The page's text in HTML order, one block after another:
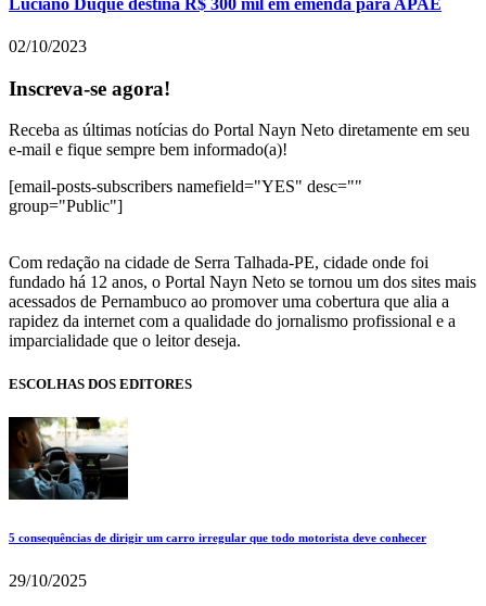
02/10/2023
Inscreva-se agora!
Receba as últimas notícias do Portal Nayn Neto diretamente em seu
e-mail e fique sempre bem informado(a)!
[email-posts-subscribers namefield="YES" desc=""
group="Public"]
Com redação na cidade de Serra Talhada-PE, cidade onde foi
fundado há 12 anos, o Portal Nayn Neto se tornou um dos sites mais
acessados de Pernambuco ao promover uma cobertura que alia a
rapidez da internet com a qualidade do jornalismo profissional e a
imparcialidade que o leitor deseja.
ESCOLHAS DOS EDITORES
5 consequências de dirigir um carro irregular que todo motorista deve conhecer
29/10/2025